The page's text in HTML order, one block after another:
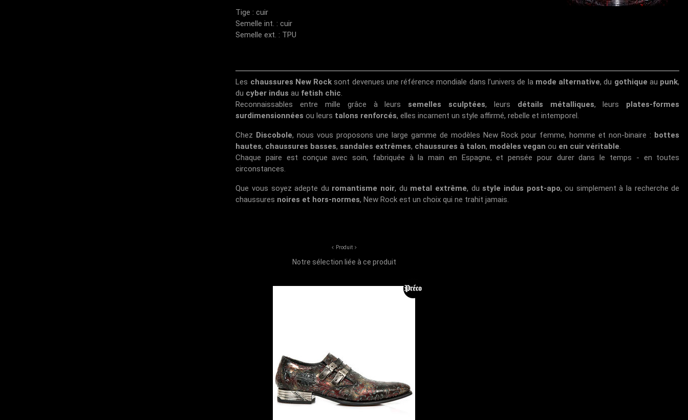
Tige : cuir
Semelle int. : cuir
Semelle ext. : TPU
Les chaussures New Rock sont devenues une référence mondiale dans l’univers de la mode alternative, du gothique au punk,
du cyber indus au fetish chic.
Reconnaissables entre mille grâce à leurssemelles sculptées, leurs détails métalliques, leurs plates-formes
surdimensionnées ou leurs talons renforcés, elles incarnent un style affirmé, rebelle et intemporel.
Chez Discobole, nous vous proposons une large gamme de modèles New Rock pour femme, homme et non-binaire : bottes
hautes, chaussures basses,sandales extrêmes, chaussures à talon, modèles vegan ou en cuir véritable.
Chaque paire est conçue avec soin, fabriquée à la main en Espagne, et pensée pour durer dans le temps - en toutes
circonstances.
Que vous soyez adepte du romantisme noir, du metal extrême, dustyle indus post-apo, ou simplement à la recherche de
chaussures noires et hors-normes, New Rock est un choix qui ne trahit jamais.
Produit
Notre sélection liée à ce produit